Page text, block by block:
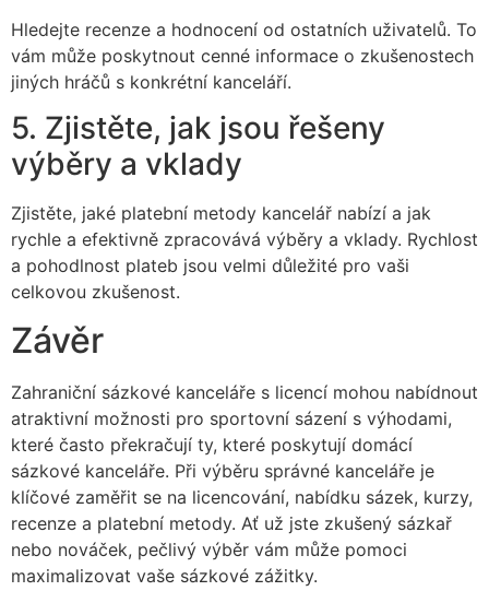
Hledejte recenze a hodnocení od ostatních uživatelů. To
vám může poskytnout cenné informace o zkušenostech
jiných hráčů s konkrétní kanceláří.
5. Zjistěte, jak jsou řešeny
výběry a vklady
Zjistěte, jaké platební metody kancelář nabízí a jak
rychle a efektivně zpracovává výběry a vklady. Rychlost
a pohodlnost plateb jsou velmi důležité pro vaši
celkovou zkušenost.
Závěr
Zahraniční sázkové kanceláře s licencí mohou nabídnout
atraktivní možnosti pro sportovní sázení s výhodami,
které často překračují ty, které poskytují domácí
sázkové kanceláře. Při výběru správné kanceláře je
klíčové zaměřit se na licencování, nabídku sázek, kurzy,
recenze a platební metody. Ať už jste zkušený sázkař
nebo nováček, pečlivý výběr vám může pomoci
maximalizovat vaše sázkové zážitky.